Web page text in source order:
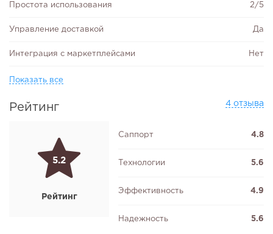
Простота использования 2/5
Управление доставкой Да
Интеграция с маркетплейсами Нет
Показать все
Рейтинг 4 отзыва
5.2
Рейтинг
Саппорт 4.8
Технологии 5.6
Эффективность 4.9
Надежность 5.6